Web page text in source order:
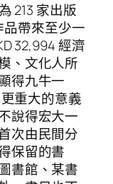
213 家出版
品帶來至少一
32,994 經濟
、文化人所
得九牛一
重大的意義
說得宏大一
次由民間分
保留的書
書館、某書